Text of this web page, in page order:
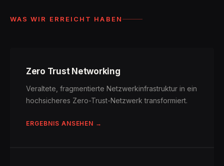
WAS WIR ERREICHT HABEN
Zero Trust Networking
Veraltete, fragmentierte Netzwerkinfrastruktur in ein
hochsicheres Zero-Trust-Netzwerk transformiert.
ERGEBNIS ANSEHEN →